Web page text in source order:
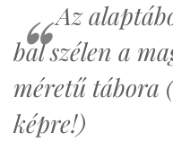
Az
bal szélen a
méretű tábora
képre!)